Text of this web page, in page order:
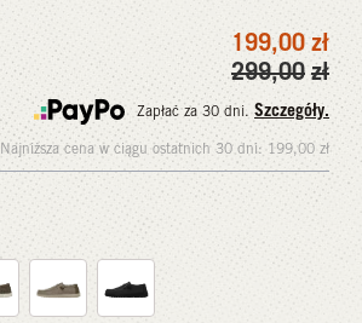
199,00 zł
299,00 zł
Zapłać za 30 dni. Szczegóły.
Najniższa cena w ciągu ostatnich 30 dni: 199,00 zł